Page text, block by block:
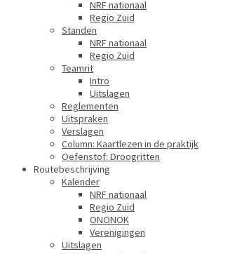
NRF nationaal
Regio Zuid
Standen
NRF nationaal
Regio Zuid
Teamrit
Intro
Uitslagen
Reglementen
Uitspraken
Verslagen
Column: Kaartlezen in de praktijk
Oefenstof: Droogritten
Routebeschrijving
Kalender
NRF nationaal
Regio Zuid
ONONOK
Verenigingen
Uitslagen